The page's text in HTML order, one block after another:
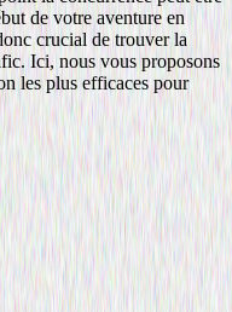
de votre aventure en
crucial de trouver la
Ici, nous vous proposons
les plus efficaces pour